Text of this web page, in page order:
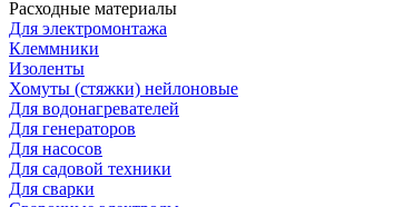
Расходные материалы
Для электромонтажа
Клеммники
Изоленты
Хомуты (стяжки) нейлоновые
Для водонагревателей
Для генераторов
Для насосов
Для садовой техники
Для сварки